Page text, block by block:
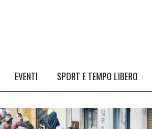
EVENTI SPORT E TEMPO LIBERO